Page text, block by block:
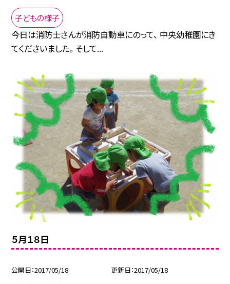
子どもの様子
今日は消防士さんが消防自動車にのって、 中央幼稚園にき
てくださいました。 そして...
５月１８日
公開日 2017/05/18 更新日 2017/05/18